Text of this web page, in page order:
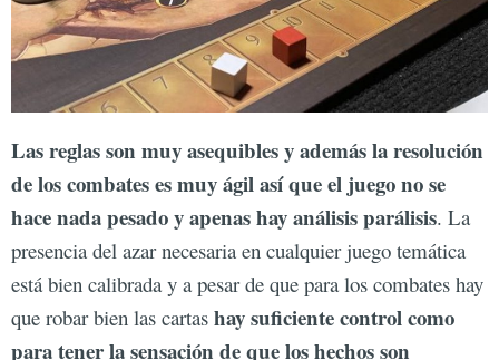
Las reglas son muy asequibles y además la resolución
de los combates es muy ágil así que el juego no se
hace nada pesado y apenas hay análisis parálisis. La
presencia del azar necesaria en cualquier juego temática
está bien calibrada y a pesar de que para los combates hay
que robar bien las cartas hay suficiente control como
para tener la sensación de que los hechos son